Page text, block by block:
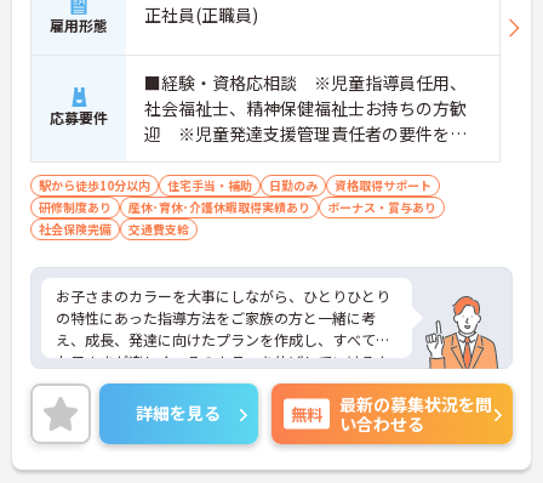
雇用形態 正社員(正職員)
応募要件
■経験・資格応相談 ※児童指導員任用、
社会福祉士、精神保健福祉士お持ちの方歓
迎 ※児童発達支援管理責任者の要件を満
たす方（研修受講済の方）・保育・教育・
福祉業界の経験がある方・相談支援・直接
支援の経験がある方歓迎
駅から徒歩10分以内 住宅手当・補助 日勤のみ
資格取得サポート
研修制度あり
産休･育休･介護休暇取得実績あり
ボーナス・賞与あり
社会保険完備
交通費支給
お子さまのカラーを大事にしながら、ひとりひとり
の特性にあった指導方法をご家族の方と一緒に考
え、成長、発達に向けたプランを作成し、すべての
お子さまが楽しく、そのカラーを伸ばしていけるよ
うに、各専門職が一眼となり全力でサポートしてい
ます。充実したワークライフバランスのもと、将来
的にもライフイベントを乗り越えて活躍できる環境
が整っており安心して長くご就業いただけます。子
どもが好きで子どもと関わる仕事をしたい方、育児
詳細を見る 無料
最新の募集状況を問
い合わせる